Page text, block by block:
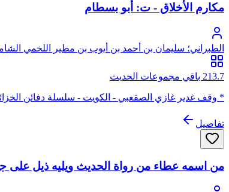
مكارم الأخلاق - ت: أبو بسطام
الطبراني؛ سليمان بن أحمد بن أيوب بن مطير اللخمي
213.7 باقي مجموعات الحديث
* وقف غدير غازي الصقعبي - الكويت - سلسلة دفائن الخزائن 29 - يطبع لأول مرة
تفاصيل
من اسمه عطاء من رواة الحديث ويليه ذيل